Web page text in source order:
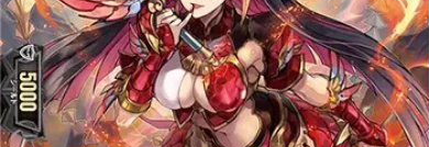
【DZ】ブースター
【DZ】その他ブースター
【DZ】デッキなど